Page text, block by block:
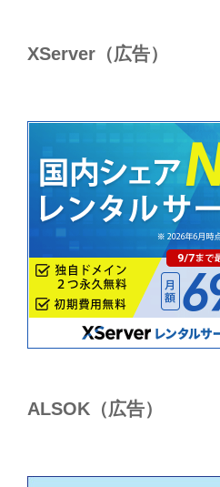
XServer（広告）
ALSОK（広告）